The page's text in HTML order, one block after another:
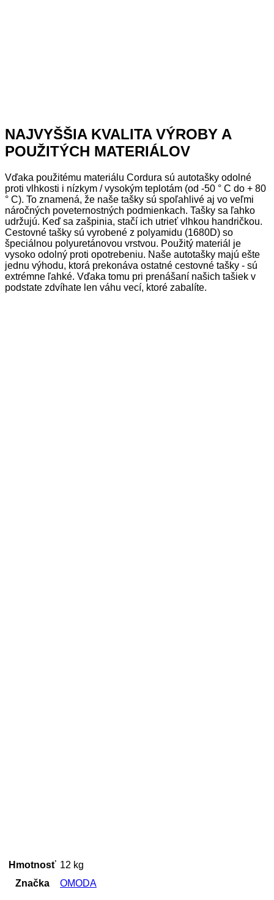
NAJVYŠŠIA KVALITA VÝROBY A
POUŽITÝCH MATERIÁLOV
Vďaka použitému materiálu Cordura sú autotašky odolné
proti vlhkosti i nízkym / vysokým teplotám (od -50 ° C do + 80
° C). To znamená, že naše tašky sú spoľahlivé aj vo veľmi
náročných poveternostných podmienkach. Tašky sa ľahko
udržujú. Keď sa zašpinia, stačí ich utrieť vlhkou handričkou.
Cestovné tašky sú vyrobené z polyamidu (1680D) so
špeciálnou polyuretánovou vrstvou. Použitý materiál je
vysoko odolný proti opotrebeniu. Naše autotašky majú ešte
jednu výhodu, ktorá prekonáva ostatné cestovné tašky - sú
extrémne ľahké. Vďaka tomu pri prenášaní našich tašiek v
podstate zdvíhate len váhu vecí, ktoré zabalíte.
Hmotnosť 12 kg
Značka
OMODA